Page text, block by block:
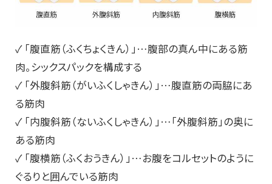
✓ 「腹直筋（ふくちょくきん）」…腹部の真ん中にある筋
肉。シックスパックを構成する
✓ 「外腹斜筋（がいふくしゃきん）」…腹直筋の両脇にあ
る筋肉
✓ 「内腹斜筋（ないふくしゃきん）」…「外腹斜筋」の奥に
ある筋肉
✓ 「腹横筋（ふくおうきん）」…お腹をコルセットのように
ぐるりと囲んでいる筋肉